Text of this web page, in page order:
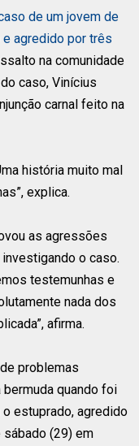
de um jovem de
agredido por três
na comunidade
caso, Vinícius
carnal feito na
história muito mal
explica.
as agressões
o caso.
testemunhas e
nada dos
afirma.
problemas
quando foi
estuprado, agredido
sábado (29) em